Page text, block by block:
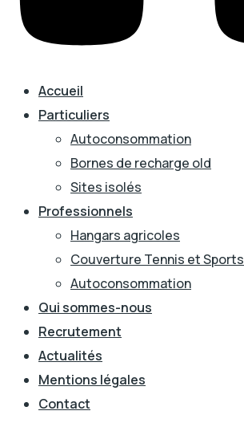
Accueil
Particuliers
Autoconsommation
Bornes de recharge old
Sites isolés
Professionnels
Hangars agricoles
Couverture Tennis et Sports
Autoconsommation
Qui sommes-nous
Recrutement
Actualités
Mentions légales
Contact